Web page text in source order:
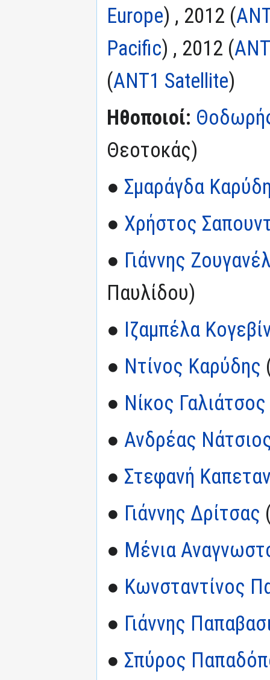
Europe) , 2012 (
Pacific) , 2012 (
(ΑΝΤ1 Satellite)
Ηθοποιοί:
Θεοτοκάς)
● Σμαράγδα
● Χρήστος
● Γιάννης
Παυλίδου)
● Ιζαμπέλα
● Ντίνος Καρύδης
● Νίκος Γαλιάτσος
● Ανδρέας
● Στεφανή
● Γιάννης Δρίτσας
● Μένια
● Κωνσταντίνος
● Γιάννης
● Σπύρος